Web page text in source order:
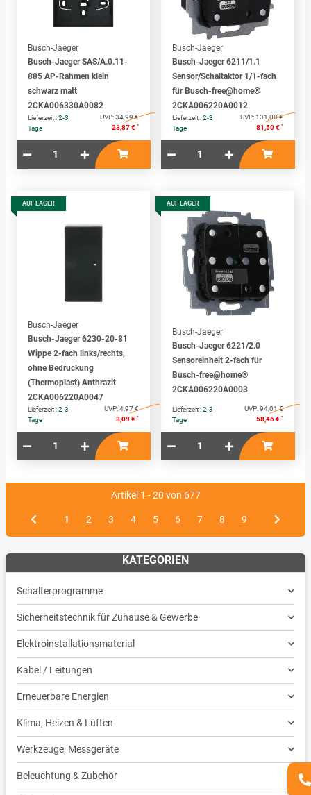
Busch-Jaeger
Busch-Jaeger SAS/A.0.11-
885 AP-Rahmen klein
schwarz matt
2CKA006330A0082
Lieferzeit :2-3
Tage
UVP:34,99 €
23,87 € *
Busch-Jaeger
Busch-Jaeger 6211/1.1
Sensor/Schaltaktor 1/1-fach
für Busch-free@home®
2CKA006220A0012
Lieferzeit :2-3
Tage
UVP:131,08 €
81,50 € *
AUF LAGER
Busch-Jaeger
Busch-Jaeger 6230-20-81
Wippe 2-fach links/rechts,
ohne Bedruckung
(Thermoplast) Anthrazit
2CKA006220A0047
Lieferzeit :2-3
Tage
UVP:4,97 €
3,09 € *
AUF LAGER
Busch-Jaeger
Busch-Jaeger 6221/2.0
Sensoreinheit 2-fach für
Busch-free@home®
2CKA006220A0003
Lieferzeit :2-3
Tage
UVP:94,01 €
58,46 € *
Artikel 1 - 20 von 677
1 2 3 4 5 6 7 8 9
KATEGORIEN
Schalterprogramme
Sicherheitstechnik für Zuhause & Gewerbe
Elektroinstallationsmaterial
Kabel / Leitungen
Erneuerbare Energien
Klima, Heizen & Lüften
Werkzeuge, Messgeräte
Beleuchtung & Zubehör